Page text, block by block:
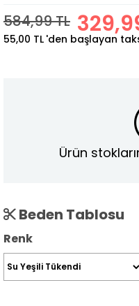
584,99 TL
55,00 TL 'den başlayan
Ürün
Beden Tablosu
Renk